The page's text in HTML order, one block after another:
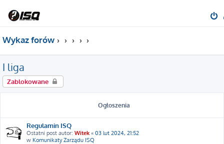
Wykaz forów
I liga
Zablokowane
Ogłoszenia
Regulamin ISQ
Ostatni post autor: Witek « 03 lut 2024, 21:52
w Komunikaty Zarządu ISQ